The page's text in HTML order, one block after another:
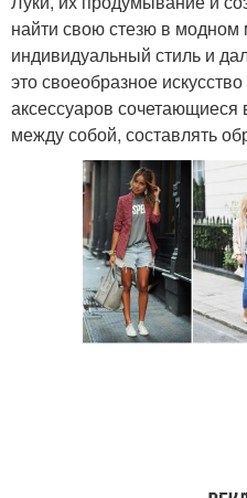
найти свою стезю в модном
индивидуальный стиль и
это своеобразное
аксессуаров
между собой, составлять